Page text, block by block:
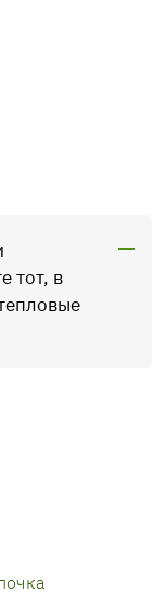
тот, в